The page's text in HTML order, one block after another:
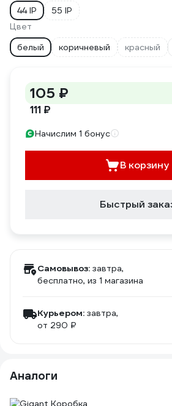
44 IP
55 IP
Цвет
белый
коричневый красный
105 ₽
111 ₽
Начислим 1 бонус
В корзину
Быстрый
Самовывоз: завтра,
бесплатно, из 1 магазина
Курьером: завтра,
от 290 ₽
Аналоги